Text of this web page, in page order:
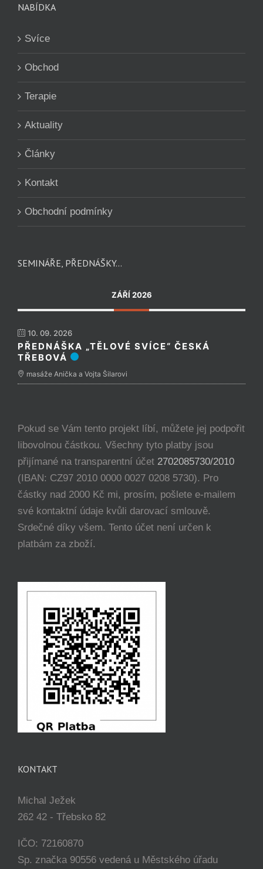
NABÍDKA
Svíce
Obchod
Terapie
Aktuality
Články
Kontakt
Obchodní podmínky
SEMINÁŘE, PŘEDNÁŠKY…
ZÁŘÍ 2026
10. 09. 2026
PŘEDNÁŠKA „TĚLOVÉ SVÍCE“ ČESKÁ
TŘEBOVÁ
masáže Anička a Vojta Šilarovi
Pokud se Vám tento projekt líbí, můžete jej podpořit
libovolnou částkou. Všechny tyto platby jsou
přijímané na transparentní účet 2702085730/2010
(IBAN: CZ97 2010 0000 0027 0208 5730). Pro
částky nad 2000 Kč mi, prosím, pošlete e-mailem
své kontaktní údaje kvůli darovací smlouvě.
Srdečné díky všem. Tento účet není určen k
platbám za zboží.
KONTAKT
Michal Ježek
262 42 - Třebsko 82
IČO: 72160870
Sp. značka 90556 vedená u Městského úřadu